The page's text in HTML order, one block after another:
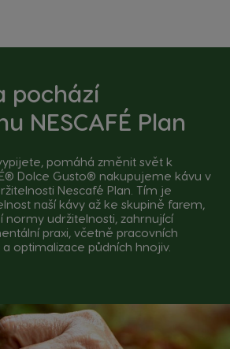
pochází
NESCAFÉ Plan
pomáhá změnit svět k
Dolce Gusto® nakupujeme kávu v
Nescafé Plan. Tím je
naší kávy až ke skupině farem,
normy udržitelnosti, zahrnující
praxi, včetně pracovních
optimalizace půdních hnojiv.